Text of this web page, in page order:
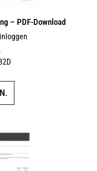
– PDF-Download